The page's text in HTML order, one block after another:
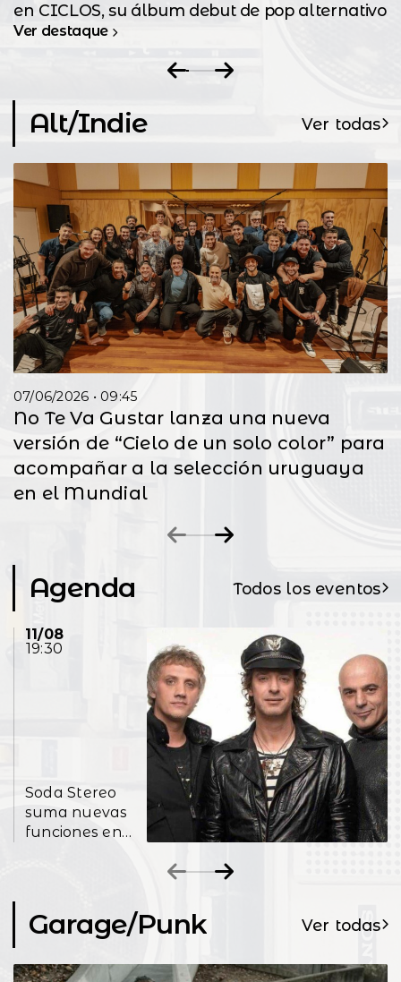
en CICLOS, su álbum debut de pop alternativo
Ver destaque
Alt/Indie Ver todas
07/06/2026 • 09:45
No Te Va Gustar lanza una nueva
versión de “Cielo de un solo color” para
acompañar a la selección uruguaya
en el Mundial
Agenda Todos los eventos
11/08
19:30
Soda Stereo
suma nuevas
funciones en
Garage/Punk Ver todas